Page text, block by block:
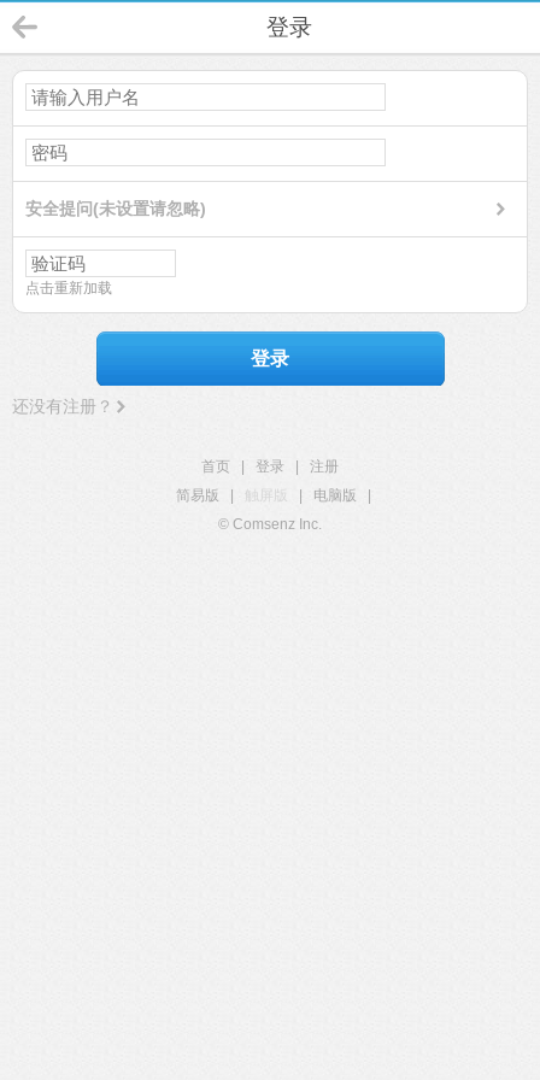
登录
安全提问(未设置请忽略)
点击重新加载
登录
还没有注册？
首页 登录
注册
简易版
触屏版 电脑版
© Comsenz Inc.